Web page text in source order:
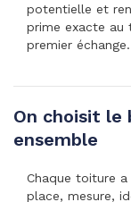
potentielle et
prime exacte au
premier échange.
On choisit
ensemble
Chaque toiture
place, mesure,